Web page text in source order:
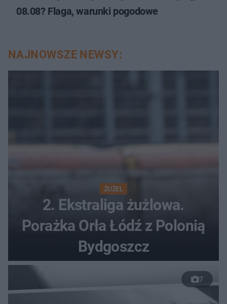
08.08? Flaga, warunki pogodowe
NAJNOWSZE NEWSY:
ŻUŻEL
2. Ekstraliga żużlowa.
Porażka Orła Łódź z Polonią
Bydgoszcz
7